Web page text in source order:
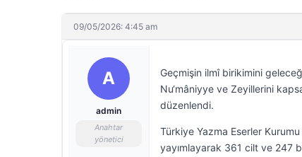
09/05/2026: 4:45 am
A
admin
Anahtar
yönetici
Geçmişin ilmî birikimini
Nu‘mâniyye ve Zeyillerini
düzenlendi.
Türkiye Yazma Eserler
yayımlayarak 361 cilt ve 247